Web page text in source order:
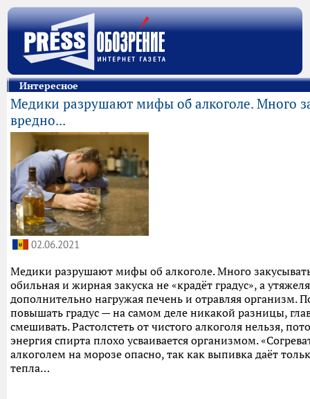
Интересное
Медики разрушают мифы об алкоголе. Много
вредно...
02.06.2021
Медики разрушают мифы об алкоголе. Много
обильная и жирная закуска не «крадёт градус», а
дополнительно нагружая печень и отравляя организм.
повышать градус — на самом деле никакой разницы,
смешивать. Растолстеть от чистого алкоголя нельзя,
энергия спирта плохо усваивается организмом.
алкоголем на морозе опасно, так как выпивка даёт
тепла…